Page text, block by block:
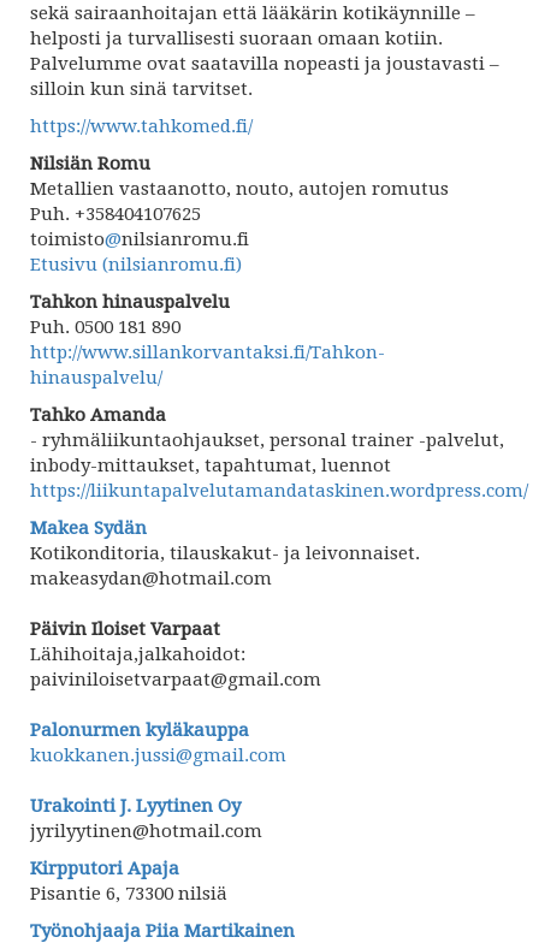
sekä sairaanhoitajan että lääkärin kotikäynnille –
helposti ja turvallisesti suoraan omaan kotiin.
Palvelumme ovat saatavilla nopeasti ja joustavasti –
silloin kun sinä tarvitset.
https://www.tahkomed.fi/
Nilsiän Romu
Metallien vastaanotto, nouto, autojen romutus
Puh. +358404107625
toimisto@nilsianromu.fi
Etusivu (nilsianromu.fi)
Tahkon hinauspalvelu
Puh. 0500 181 890
http://www.sillankorvantaksi.fi/Tahkon-
hinauspalvelu/
Tahko Amanda
- ryhmäliikuntaohjaukset, personal trainer -palvelut,
inbody-mittaukset, tapahtumat, luennot
https://liikuntapalvelutamandataskinen.wordpress.com/
Makea Sydän
Kotikonditoria, tilauskakut- ja leivonnaiset.
makeasydan@hotmail.com
Päivin Iloiset Varpaat
Lähihoitaja,jalkahoidot:
paiviniloisetvarpaat@gmail.com
Palonurmen kyläkauppa
kuokkanen.jussi@gmail.com
Urakointi J. Lyytinen Oy
jyrilyytinen@hotmail.com
Kirpputori Apaja
Pisantie 6, 73300 nilsiä
Työnohjaaja Piia Martikainen